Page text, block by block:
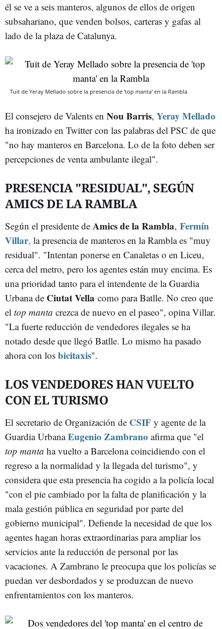
él se ve a seis manteros, algunos de ellos de origen
subsahariano, que venden bolsos, carteras y gafas al
lado de la plaza de Catalunya.
Tuit de Yeray Mellado sobre la presencia de 'top manta' en la Rambla
El consejero de Valents en Nou Barris, Yeray Mellado
ha ironizado en Twitter con las palabras del PSC de que
"no hay manteros en Barcelona. Lo de la foto deben ser
percepciones de venta ambulante ilegal".
PRESENCIA "RESIDUAL", SEGÚN
AMICS DE LA RAMBLA
Según el presidente de Amics de la Rambla, Fermín
Villar, la presencia de manteros en la Rambla es "muy
residual". "Intentan ponerse en Canaletas o en Liceu,
cerca del metro, pero los agentes están muy encima. Es
una prioridad tanto para el intendente de la Guardia
Urbana de Ciutat Vella como para Batlle. No creo que
el top manta crezca de nuevo en el paseo", opina Villar.
"La fuerte reducción de vendedores ilegales se ha
notado desde que llegó Batlle. Lo mismo ha pasado
ahora con los bicitaxis".
LOS VENDEDORES HAN VUELTO
CON EL TURISMO
El secretario de Organización de CSIF y agente de la
Guardia Urbana Eugenio Zambrano afirma que "el
top manta ha vuelto a Barcelona coincidiendo con el
regreso a la normalidad y la llegada del turismo", y
considera que esta presencia ha cogido a la policía local
"con el pie cambiado por la falta de planificación y la
mala gestión pública en seguridad por parte del
gobierno municipal". Defiende la necesidad de que los
agentes hagan horas extraordinarias para ampliar los
servicios ante la reducción de personal por las
vacaciones. A Zambrano le preocupa que los policías se
puedan ver desbordados y se produzcan de nuevo
enfrentamientos con los manteros.